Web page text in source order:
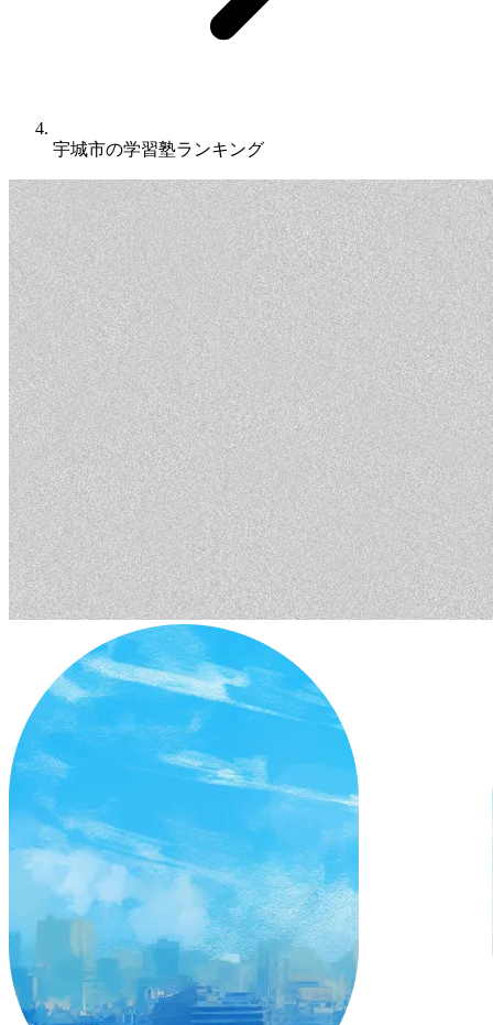
宇城市の学習塾ランキング